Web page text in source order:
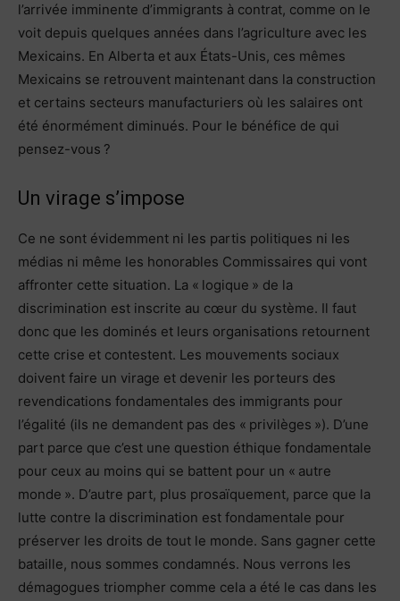
l’arrivée imminente d’immigrants à contrat, comme on le
voit depuis quelques années dans l’agriculture avec les
Mexicains. En Alberta et aux États-Unis, ces mêmes
Mexicains se retrouvent maintenant dans la construction
et certains secteurs manufacturiers où les salaires ont
été énormément diminués. Pour le bénéfice de qui
pensez-vous ?
Un virage s’impose
Ce ne sont évidemment ni les partis politiques ni les
médias ni même les honorables Commissaires qui vont
affronter cette situation. La « logique » de la
discrimination est inscrite au cœur du système. Il faut
donc que les dominés et leurs organisations retournent
cette crise et contestent. Les mouvements sociaux
doivent faire un virage et devenir les porteurs des
revendications fondamentales des immigrants pour
l’égalité (ils ne demandent pas des « privilèges »). D’une
part parce que c’est une question éthique fondamentale
pour ceux au moins qui se battent pour un « autre
monde ». D’autre part, plus prosaïquement, parce que la
lutte contre la discrimination est fondamentale pour
préserver les droits de tout le monde. Sans gagner cette
bataille, nous sommes condamnés. Nous verrons les
démagogues triompher comme cela a été le cas dans les